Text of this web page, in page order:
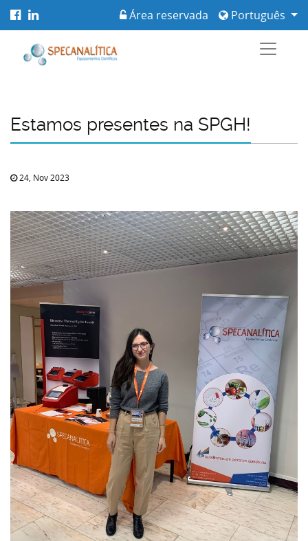
Português
Área reservada
Estamos presentes na SPGH!
24, Nov 2023